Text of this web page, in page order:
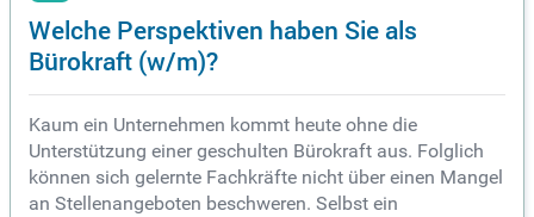
Welche Perspektiven haben Sie als
Bürokraft (w/m)?
Kaum ein Unternehmen kommt heute ohne die
Unterstützung einer geschulten Bürokraft aus. Folglich
können sich gelernte Fachkräfte nicht über einen Mangel
an Stellenangeboten beschweren. Selbst ein